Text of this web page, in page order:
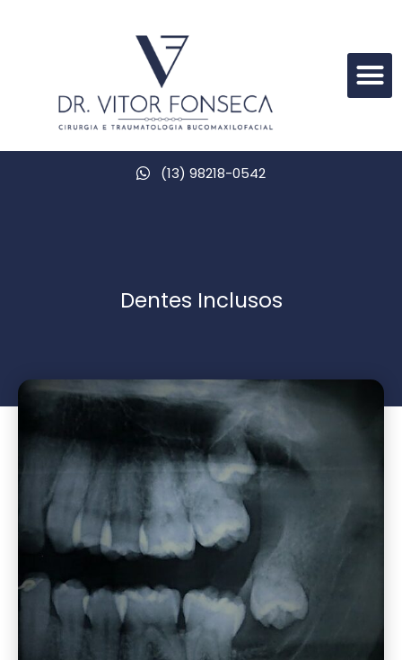
(13) 98218-0542
Dentes Inclusos